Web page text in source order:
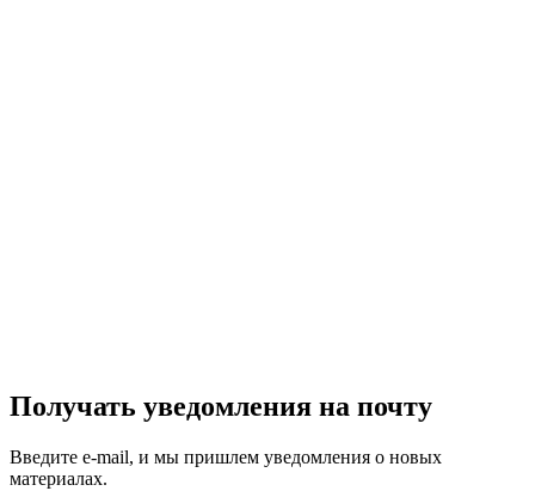
Получать уведомления на почту
Введите e-mail, и мы пришлем уведомления о новых
материалах.